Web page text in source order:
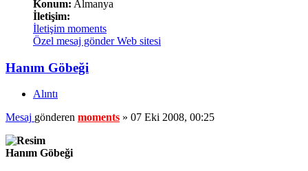
Konum: Almanya
İletişim:
İletişim moments
Özel mesaj gönder Web sitesi
Hanım Göbeği
Alıntı
Mesaj gönderen moments » 07 Eki 2008, 00:25
Hanım Göbeği